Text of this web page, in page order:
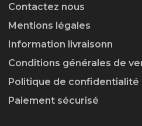
Contactez nous
Mentions légales
Information livraisonn
Conditions générales de
Politique de confidentialité
Paiement sécurisé